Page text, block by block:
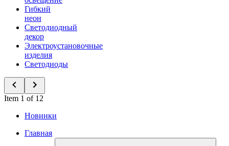
Гибкий
неон
Светодиодный
декор
Электроустановочные
изделия
Светодиоды
Item 1 of 12
Новинки
Главная